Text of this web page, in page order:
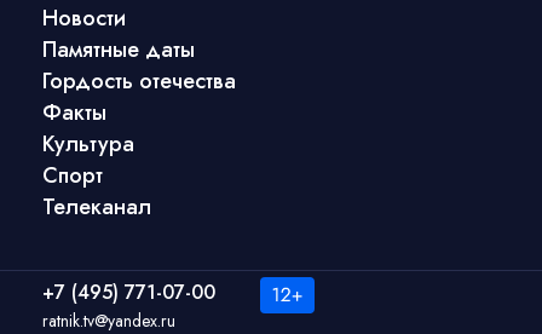
Новости
Памятные даты
Гордость отечества
Факты
Культура
Спорт
Телеканал
+7 (495) 771-07-00
ratnik.tv@yandex.ru